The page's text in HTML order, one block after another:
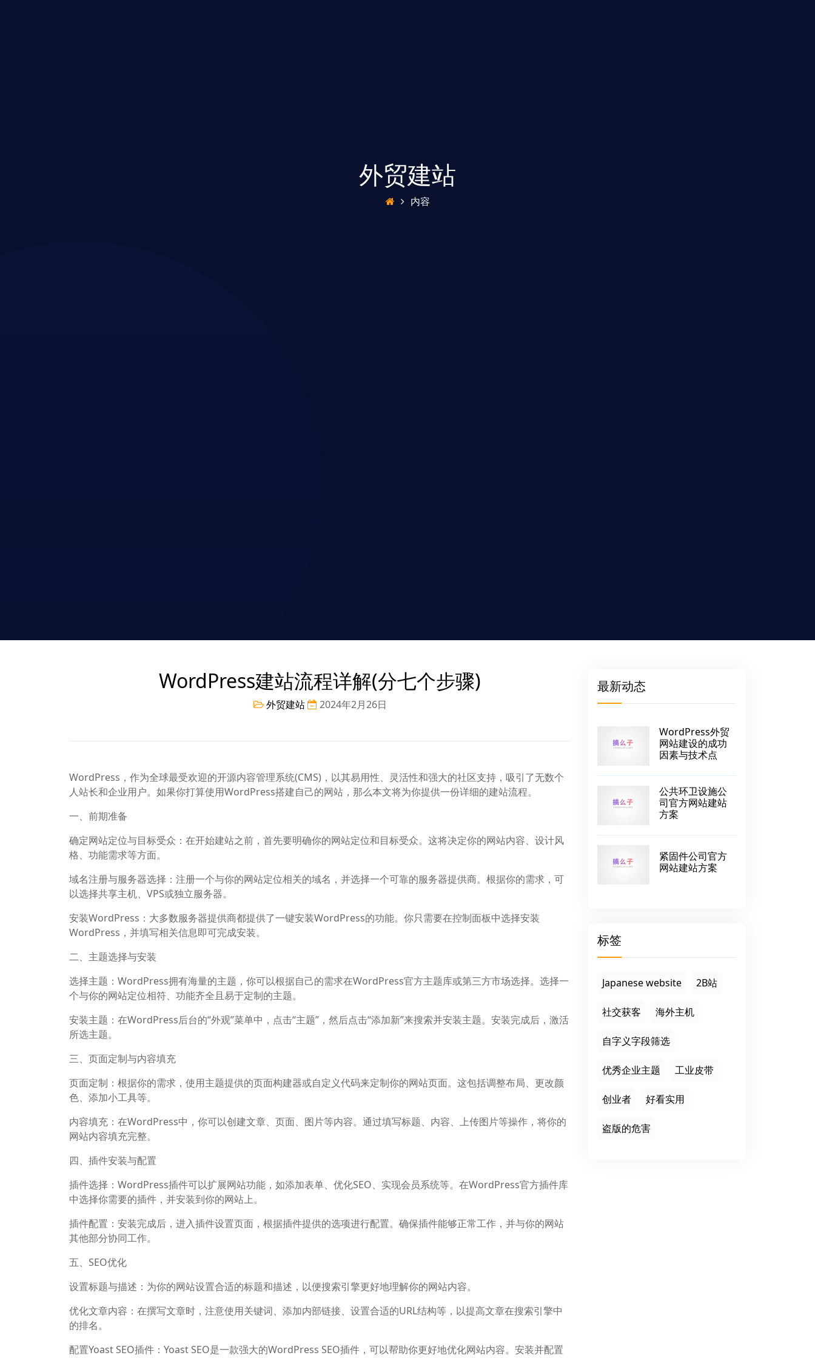
外贸建站
内容
WordPress建站流程详解(分七个步骤)
外贸建站 2024年2月26日
WordPress，作为全球最受欢迎的开源内容管理系统(CMS)，以其易用性、灵活性和强大的社区支持，吸引了无数个
人站长和企业用户。如果你打算使用WordPress搭建自己的网站，那么本文将为你提供一份详细的建站流程。
一、前期准备
确定网站定位与目标受众：在开始建站之前，首先要明确你的网站定位和目标受众。这将决定你的网站内容、设计风
格、功能需求等方面。
域名注册与服务器选择：注册一个与你的网站定位相关的域名，并选择一个可靠的服务器提供商。根据你的需求，可
以选择共享主机、VPS或独立服务器。
安装WordPress：大多数服务器提供商都提供了一键安装WordPress的功能。你只需要在控制面板中选择安装
WordPress，并填写相关信息即可完成安装。
二、主题选择与安装
选择主题：WordPress拥有海量的主题，你可以根据自己的需求在WordPress官方主题库或第三方市场选择。选择一
个与你的网站定位相符、功能齐全且易于定制的主题。
安装主题：在WordPress后台的“外观”菜单中，点击“主题”，然后点击“添加新”来搜索并安装主题。安装完成后，激活
所选主题。
三、页面定制与内容填充
页面定制：根据你的需求，使用主题提供的页面构建器或自定义代码来定制你的网站页面。这包括调整布局、更改颜
色、添加小工具等。
内容填充：在WordPress中，你可以创建文章、页面、图片等内容。通过填写标题、内容、上传图片等操作，将你的
网站内容填充完整。
四、插件安装与配置
插件选择：WordPress插件可以扩展网站功能，如添加表单、优化SEO、实现会员系统等。在WordPress官方插件库
中选择你需要的插件，并安装到你的网站上。
插件配置：安装完成后，进入插件设置页面，根据插件提供的选项进行配置。确保插件能够正常工作，并与你的网站
其他部分协同工作。
五、SEO优化
设置标题与描述：为你的网站设置合适的标题和描述，以便搜索引擎更好地理解你的网站内容。
优化文章内容：在撰写文章时，注意使用关键词、添加内部链接、设置合适的URL结构等，以提高文章在搜索引擎中
的排名。
配置Yoast SEO插件：Yoast SEO是一款强大的WordPress SEO插件，可以帮助你更好地优化网站内容。安装并配置
最新动态
WordPress外贸
网站建设的成功
因素与技术点
公共环卫设施公
司官方网站建站
方案
紧固件公司官方
网站建站方案
标签
Japanese website 2B站
社交获客 海外主机
自字义字段筛选
优秀企业主题 工业皮带
创业者 好看实用
盗版的危害